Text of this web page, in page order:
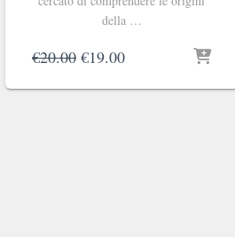
della …
€20.00 Il
originale
€19.00Il
attuale